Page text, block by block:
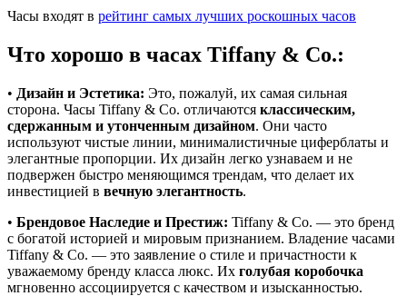
Часы входят в рейтинг самых лучших роскошных часов
Что хорошо в часах Tiffany & Co.:
• Дизайн и Эстетика: Это, пожалуй, их самая сильная
сторона. Часы Tiffany & Co. отличаются классическим,
сдержанным и утонченным дизайном. Они часто
используют чистые линии, минималистичные циферблаты и
элегантные пропорции. Их дизайн легко узнаваем и не
подвержен быстро меняющимся трендам, что делает их
инвестицией в вечную элегантность.
• Брендовое Наследие и Престиж: Tiffany & Co. — это бренд
с богатой историей и мировым признанием. Владение часами
Tiffany & Co. — это заявление о стиле и причастности к
уважаемому бренду класса люкс. Их голубая коробочка
мгновенно ассоциируется с качеством и изысканностью.